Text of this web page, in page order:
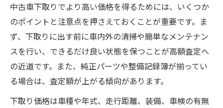
中古車下取りでより高い価格を得るためには、いくつか
のポイントと注意点を押さえておくことが重要です。ま
ず、下取りに出す前に車内外の清掃や簡単なメンテナン
スを行い、できるだけ良い状態を保つことが高額査定へ
の近道です。また、純正パーツや整備記録簿が揃ってい
る場合は、査定額が上がる傾向があります。
下取り価格は車種や年式、走行距離、装備、車検の有無